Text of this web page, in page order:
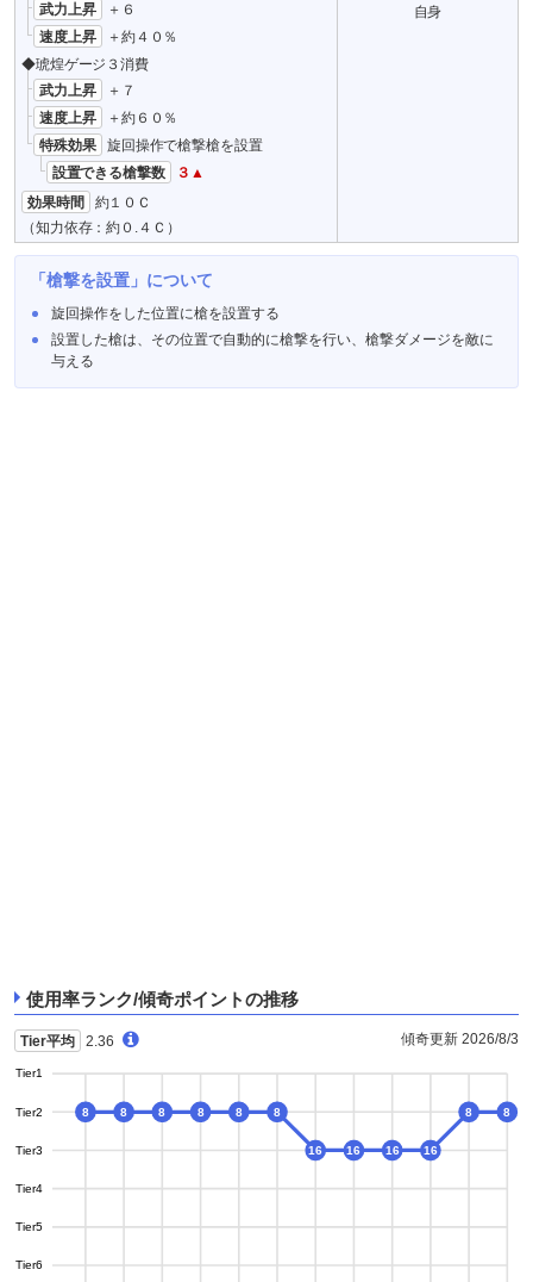
武力上昇
＋６
速度上昇
＋約４０％
◆琥煌ゲージ３消費
武力上昇
＋７
速度上昇
＋約６０％
特殊効果
旋回操作で槍撃槍を設置
設置できる槍撃数
３▲
効果時間
約１０Ｃ
（知力依存：約０.４Ｃ）
自身
「槍撃を設置」について
旋回操作をした位置に槍を設置する
設置した槍は、その位置で自動的に槍撃を行い、槍撃ダメージを敵に
与える
使用率ランク/傾奇ポイントの推移
Tier平均 2.36 傾奇更新 2026/8/3
Tier1
Tier2
Tier3
Tier4
Tier5
Tier6
8 8 8 8 8 8
16 16 16 16
8 8